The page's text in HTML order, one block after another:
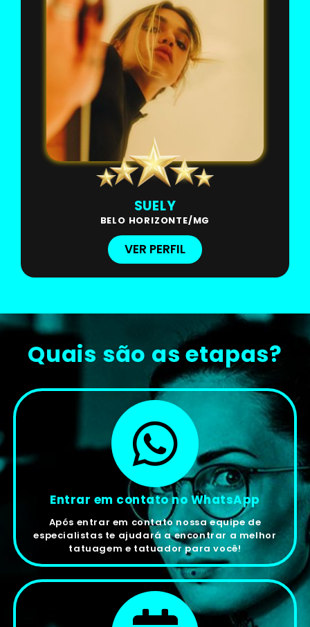
SUELY
BELO HORIZONTE/MG
VER PERFIL
Quais são as etapas?
Entrar em contato no WhatsApp
Após entrar em contato nossa equipe de
especialistas te ajudará a encontrar a melhor
tatuagem e tatuador para você!